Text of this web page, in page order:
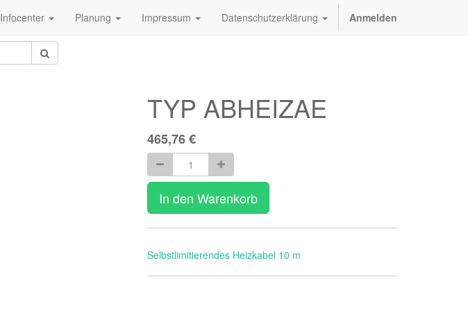
Infocenter Planung Impressum Datenschutzerklärung Anmelden
TYP ABHEIZAE
465,76€
In den Warenkorb
Selbstlimitierendes Heizkabel 10 m